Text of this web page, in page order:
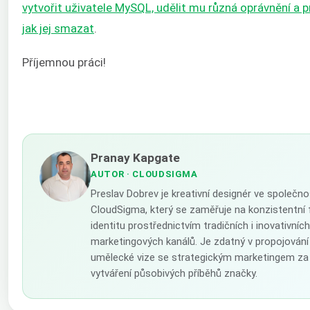
vytvořit uživatele MySQL, udělit mu různá oprávnění a
jak jej smazat.
Příjemnou práci!
Pranay Kapgate
AUTOR · CLOUDSIGMA
Preslav Dobrev je kreativní designér ve
CloudSigma, který se zaměřuje na konzistentní
identitu prostřednictvím tradičních i inovativních
marketingových kanálů. Je zdatný v propojování
umělecké vize se strategickým marketingem
vytváření působivých příběhů značky.